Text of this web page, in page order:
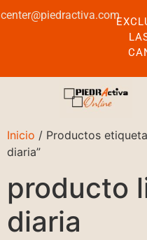
center@piedractiva.com
Inicio / Productos
diaria”
producto
diaria